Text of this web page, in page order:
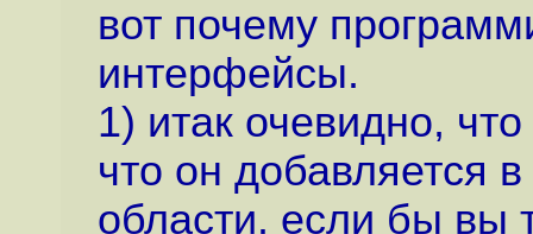
вот почему
интерфейсы.
1) итак очевидно,
что он добавляется
области. если бы вы